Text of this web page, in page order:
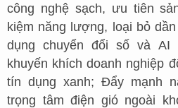
công nghệ sạch, ưu tiên
kiệm năng lượng, loại bỏ
dụng chuyển đổi số và AI
khuyến khích doanh nghiệp
tín dụng xanh; Đẩy mạnh
trọng tâm điện gió ngoài